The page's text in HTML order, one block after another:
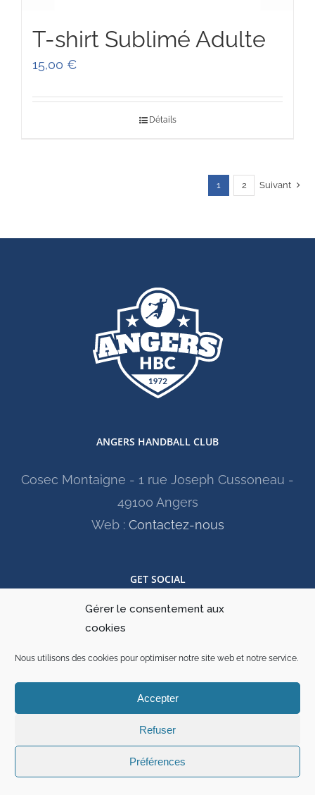
Gérer le consentement aux
cookies
Nous utilisons des cookies pour optimiser notre site web et notre service.
Accepter
Refuser
Préférences
T-shirt Sublimé Adulte
15,00 €
Détails
1 2 Suivant
ANGERS HANDBALL CLUB
Cosec Montaigne - 1 rue Joseph Cussoneau -
49100 Angers
Web : Contactez-nous
GET SOCIAL
légales